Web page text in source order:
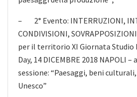
– 2° Evento: INTERRUZIONI,
CONDIVISIONI,
per il territorio XI Giornata Studio
Day, 14 DICEMBRE 2018 NAPOLI
sessione: “Paesaggi, beni
Unesco”